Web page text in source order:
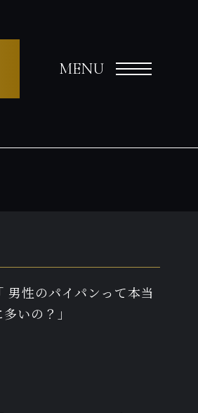
MENU
「 男性のパイパンって本当
多いの？」